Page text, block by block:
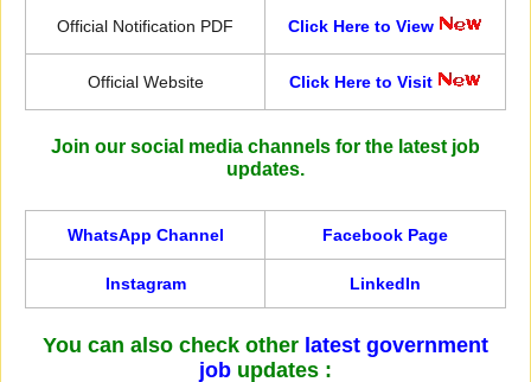
Official Notification PDF Click Here to View
Official Website Click Here to Visit
Join our social media channels for the latest job
updates.
WhatsApp Channel Facebook Page
Instagram LinkedIn
You can also check other latest government
job updates :